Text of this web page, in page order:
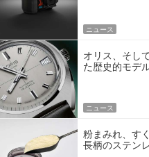
ニュース
オリス、そし
た歴史的モデ
ニュース
粉まみれ、す
長柄のステン